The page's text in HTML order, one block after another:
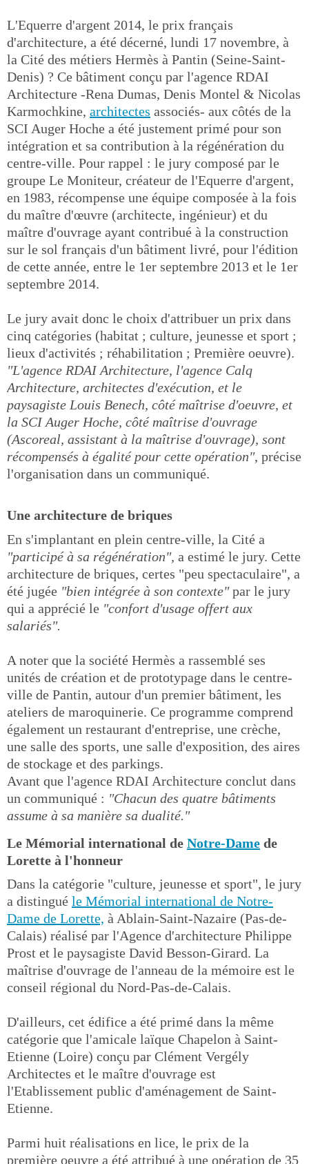
L'Equerre d'argent 2014, le prix français
d'architecture, a été décerné, lundi 17 novembre, à
la Cité des métiers Hermès à Pantin (Seine-Saint-
Denis) ? Ce bâtiment conçu par l'agence RDAI
Architecture -Rena Dumas, Denis Montel & Nicolas
Karmochkine, architectes associés- aux côtés de la
SCI Auger Hoche a été justement primé pour son
intégration et sa contribution à la régénération du
centre-ville. Pour rappel : le jury composé par le
groupe Le Moniteur, créateur de l'Equerre d'argent,
en 1983, récompense une équipe composée à la fois
du maître d'œuvre (architecte, ingénieur) et du
maître d'ouvrage ayant contribué à la construction
sur le sol français d'un bâtiment livré, pour l'édition
de cette année, entre le 1er septembre 2013 et le 1er
septembre 2014.
Le jury avait donc le choix d'attribuer un prix dans
cinq catégories (habitat ; culture, jeunesse et sport ;
lieux d'activités ; réhabilitation ; Première oeuvre).
"L'agence RDAI Architecture, l'agence Calq
Architecture, architectes d'exécution, et le
paysagiste Louis Benech, côté maîtrise d'oeuvre, et
la SCI Auger Hoche, côté maîtrise d'ouvrage
(Ascoreal, assistant à la maîtrise d'ouvrage), sont
récompensés à égalité pour cette opération", précise
l'organisation dans un communiqué.
Une architecture de briques
En s'implantant en plein centre-ville, la Cité a
"participé à sa régénération", a estimé le jury. Cette
architecture de briques, certes "peu spectaculaire", a
été jugée "bien intégrée à son contexte"par le jury
qui a apprécié le "confort d'usage offert aux
salariés".
A noter que la société Hermès a rassemblé ses
unités de création et de prototypage dans le centre-
ville de Pantin, autour d'un premier bâtiment, les
ateliers de maroquinerie. Ce programme comprend
également un restaurant d'entreprise, une crèche,
une salle des sports, une salle d'exposition, des aires
de stockage et des parkings.
Avant que l'agence RDAI Architecture conclut dans
un communiqué : "Chacun des quatre bâtiments
assume à sa manière sa dualité."
Le Mémorial international de Notre-Dame de
Lorette à l'honneur
Dans la catégorie "culture, jeunesse et sport", le jury
a distingué le Mémorial international de Notre-
Dame de Lorette, à Ablain-Saint-Nazaire (Pas-de-
Calais) réalisé par l'Agence d'architecture Philippe
Prost et le paysagiste David Besson-Girard. La
maîtrise d'ouvrage de l'anneau de la mémoire est le
conseil régional du Nord-Pas-de-Calais.
D'ailleurs, cet édifice a été primé dans la même
catégorie que l'amicale laïque Chapelon à Saint-
Etienne (Loire) conçu par Clément Vergély
Architectes et le maître d'ouvrage est
l'Etablissement public d'aménagement de Saint-
Etienne.
Parmi huit réalisations en lice, le prix de la
première oeuvre a été attribué à une opération de 35